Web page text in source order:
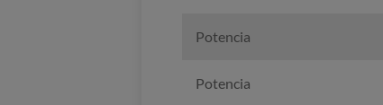
Potencia
Potencia